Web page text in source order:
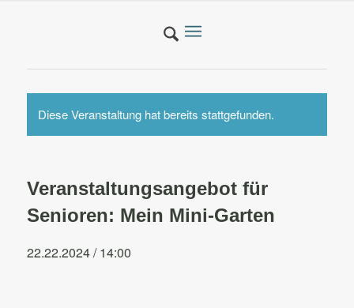
Diese Veranstaltung hat bereits stattgefunden.
Veranstaltungsangebot für
Senioren: Mein Mini-Garten
22.22.2024 / 14:00